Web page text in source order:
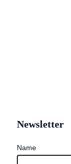
Newsletter
Name